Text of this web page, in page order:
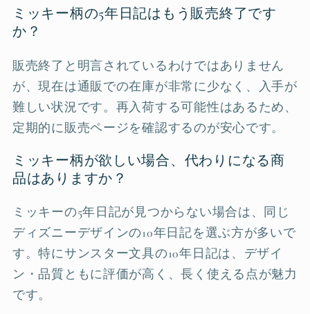
ミッキー柄の5年日記はもう販売終了です
か？
販売終了と明言されているわけではありません
が、現在は通販での在庫が非常に少なく、入手が
難しい状況です。再入荷する可能性はあるため、
定期的に販売ページを確認するのが安心です。
ミッキー柄が欲しい場合、代わりになる商
品はありますか？
ミッキーの5年日記が見つからない場合は、同じ
ディズニーデザインの10年日記を選ぶ方が多いで
す。特にサンスター文具の10年日記は、デザイ
ン・品質ともに評価が高く、長く使える点が魅力
です。